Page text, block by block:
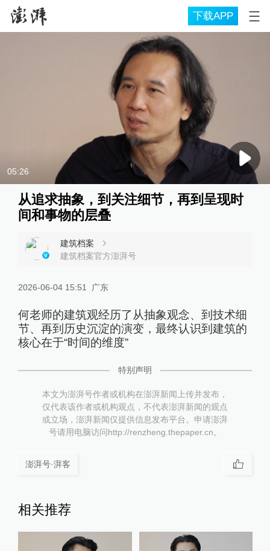
下载APP
05:26
从追求抽象，到关注细节，再到呈现时
间和事物的层叠
建筑档案
建筑档案官方澎湃号
2026-06-04 15:51 广东
何老师的建筑观经历了从抽象观念、到技术细
节、再到历史沉淀的演变，最终认识到建筑的
核心在于“时间的维度”
特别声明
本文为澎湃号作者或机构在澎湃新闻上传并发布，
仅代表该作者或机构观点，不代表澎湃新闻的观点
或立场，澎湃新闻仅提供信息发布平台。申请澎湃
号请用电脑访问http://renzheng.thepaper.cn。
澎湃号·湃客
相关推荐